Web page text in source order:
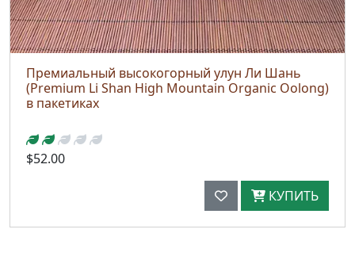
Премиальный высокогорный улун Ли Шань
(Premium Li Shan High Mountain Organic Oolong)
в пакетиках
$52.00
КУПИТЬ